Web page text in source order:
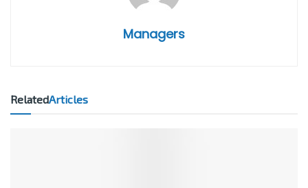
Managers
RelatedArticles